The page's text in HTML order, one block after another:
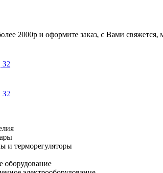
2000р и оформите заказ, с Вами свяжется,
32
32
и терморегуляторы
оборудование